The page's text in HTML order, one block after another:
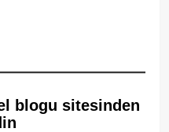
blogu sitesinden